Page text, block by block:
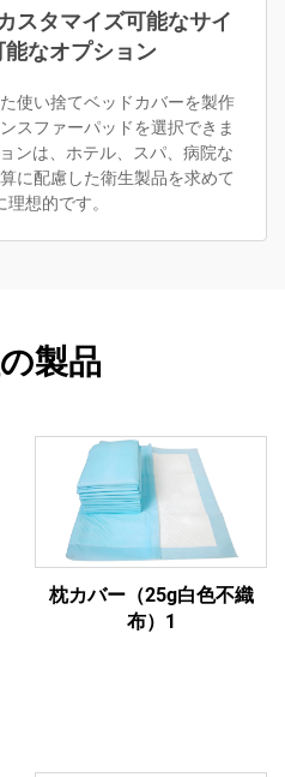
スタマイズ可能なサイ
なオプション
使い捨てベッドカバーを製作
スファーパッドを選択できま
ンは、ホテル、スパ、病院な
に配慮した衛生製品を求めて
想的です。
製品
枕カバー（25g白色不織
布）1